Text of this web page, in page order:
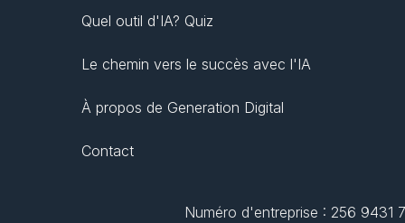
Quel outil d'IA? Quiz
Le chemin vers le succès avec l'IA
À propos de Generation Digital
Contact
Numéro d'entreprise : 256